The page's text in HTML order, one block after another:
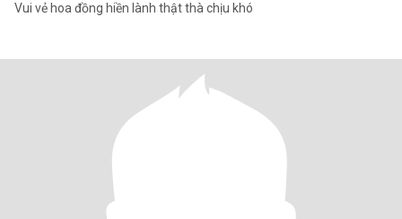
Vui vẻ hoa đồng hiền lành thật thà chịu khó